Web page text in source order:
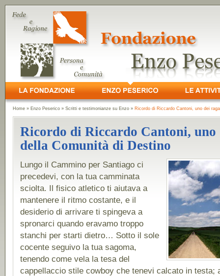
Home » Enzo Peserico » Scritti e testimonianze su Enzo » Ricordo di Riccardo Cantoni, uno dei
Ricordo di Riccardo Cantoni, uno
della Comunità di Destino
Lungo il Cammino per Santiago ci
precedevi, con la tua camminata
sciolta. Il fisico atletico ti aiutava a
mantenere il ritmo costante, e il
desiderio di arrivare ti spingeva a
spronarci quando eravamo troppo
stanchi per starti dietro… Sotto il sole
cocente seguivo la tua sagoma,
tenendo come vela la tesa del
cappellaccio stile cowboy che tenevi calcato in testa;